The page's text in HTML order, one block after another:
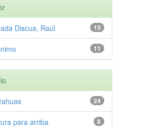
13
Discua, Raúl
11
24
8
para arriba